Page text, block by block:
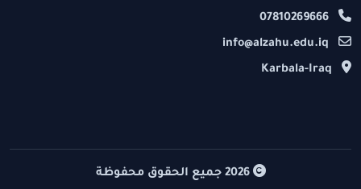
07810269666
info@alzahu.edu.iq
Karbala-Iraq
2026 جميع الحقوق محفوظة